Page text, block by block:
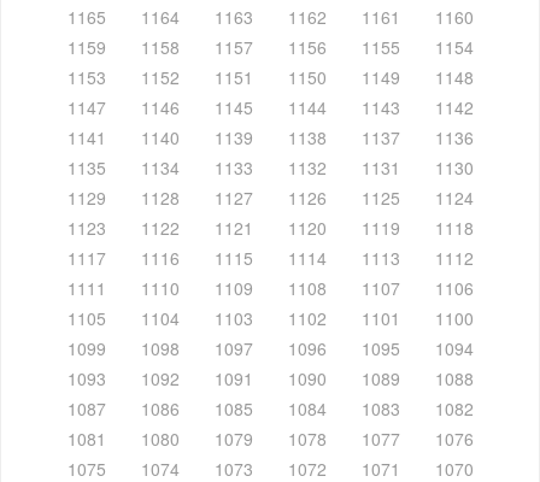
1165
1164 1163 1162 1161
1160
1159
1158 1157 1156 1155
1154
1153
1152 1151 1150 1149
1148
1147
1146 1145 1144 1143
1142
1141
1140 1139 1138 1137
1136
1135
1134 1133 1132 1131
1130
1129
1128 1127 1126 1125
1124
1123
1122 1121 1120 1119
1118
1117
1116 1115 1114 1113
1112
1111
1110 1109 1108 1107
1106
1105
1104 1103 1102 1101
1100
1099
1098 1097 1096 1095
1094
1093
1092 1091 1090 1089
1088
1087
1086 1085 1084 1083
1082
1081
1080 1079 1078 1077
1076
1075
1074 1073 1072 1071
1070